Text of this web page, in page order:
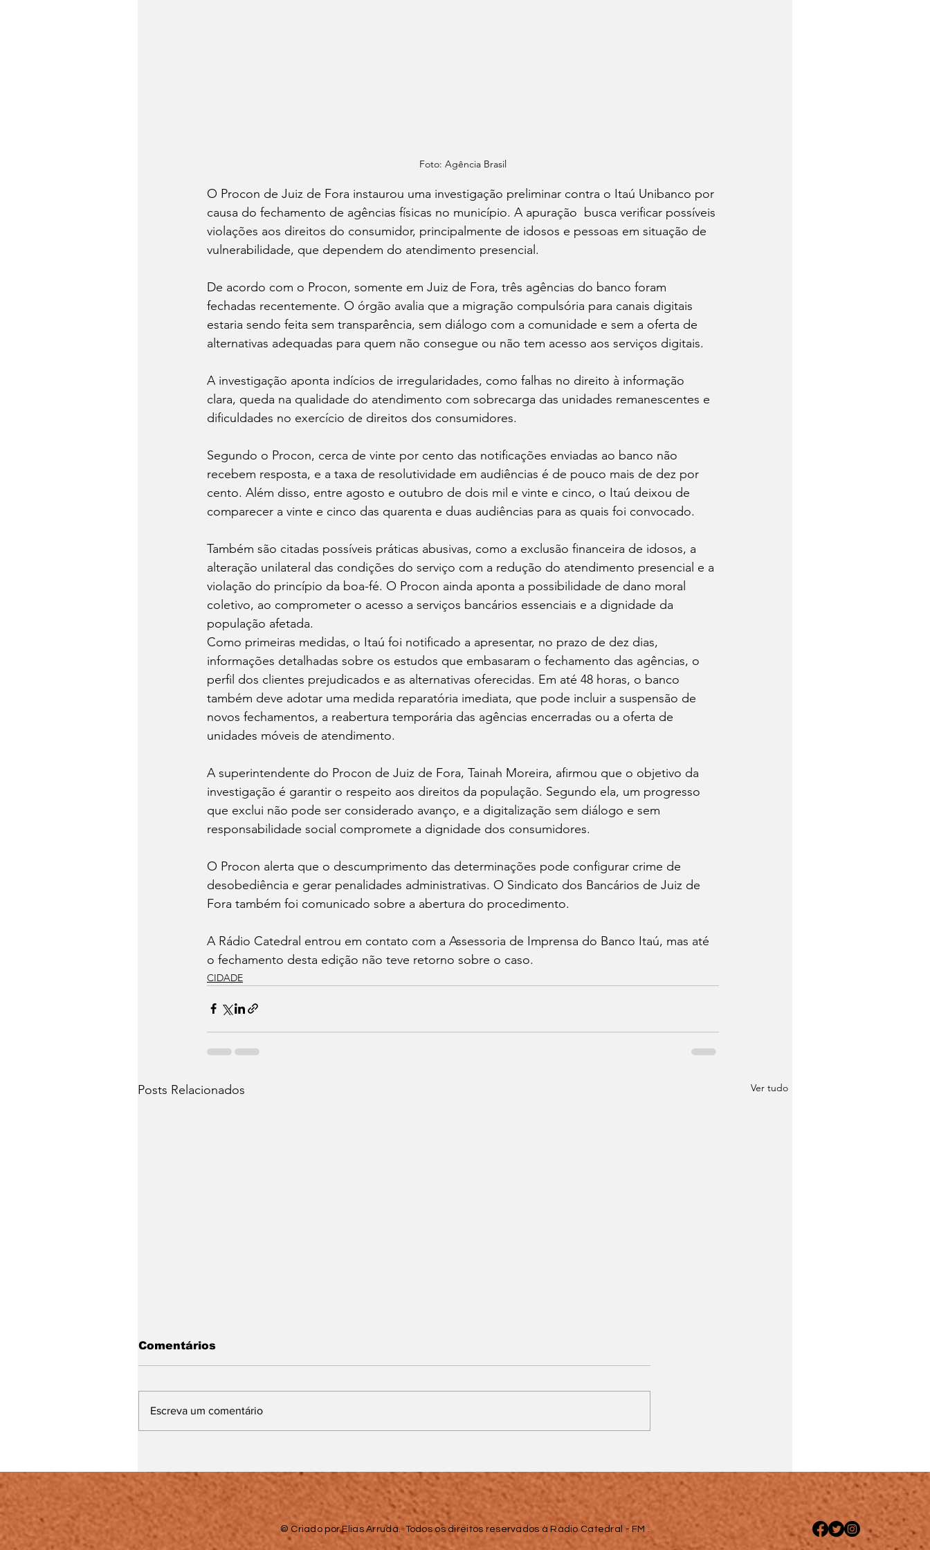
Foto: Agência Brasil
O Procon de Juiz de Fora instaurou uma investigação preliminar contra o Itaú Unibanco por
causa do fechamento de agências físicas no município. A apuração  busca verificar possíveis
violações aos direitos do consumidor, principalmente de idosos e pessoas em situação de
vulnerabilidade, que dependem do atendimento presencial.
De acordo com o Procon, somente em Juiz de Fora, três agências do banco foram
fechadas recentemente. O órgão avalia que a migração compulsória para canais digitais
estaria sendo feita sem transparência, sem diálogo com a comunidade e sem a oferta de
alternativas adequadas para quem não consegue ou não tem acesso aos serviços digitais.
A investigação aponta indícios de irregularidades, como falhas no direito à informação
clara, queda na qualidade do atendimento com sobrecarga das unidades remanescentes e
dificuldades no exercício de direitos dos consumidores.
Segundo o Procon, cerca de vinte por cento das notificações enviadas ao banco não
recebem resposta, e a taxa de resolutividade em audiências é de pouco mais de dez por
cento. Além disso, entre agosto e outubro de dois mil e vinte e cinco, o Itaú deixou de
comparecer a vinte e cinco das quarenta e duas audiências para as quais foi convocado.
Também são citadas possíveis práticas abusivas, como a exclusão financeira de idosos, a
alteração unilateral das condições do serviço com a redução do atendimento presencial e a
violação do princípio da boa-fé. O Procon ainda aponta a possibilidade de dano moral
coletivo, ao comprometer o acesso a serviços bancários essenciais e a dignidade da
população afetada.
Como primeiras medidas, o Itaú foi notificado a apresentar, no prazo de dez dias,
informações detalhadas sobre os estudos que embasaram o fechamento das agências, o
perfil dos clientes prejudicados e as alternativas oferecidas. Em até 48 horas, o banco
também deve adotar uma medida reparatória imediata, que pode incluir a suspensão de
novos fechamentos, a reabertura temporária das agências encerradas ou a oferta de
unidades móveis de atendimento.
A superintendente do Procon de Juiz de Fora, Tainah Moreira, afirmou que o objetivo da
investigação é garantir o respeito aos direitos da população. Segundo ela, um progresso
que exclui não pode ser considerado avanço, e a digitalização sem diálogo e sem
responsabilidade social compromete a dignidade dos consumidores.
O Procon alerta que o descumprimento das determinações pode configurar crime de
desobediência e gerar penalidades administrativas. O Sindicato dos Bancários de Juiz de
Fora também foi comunicado sobre a abertura do procedimento.
A Rádio Catedral entrou em contato com a Assessoria de Imprensa do Banco Itaú, mas até
o fechamento desta edição não teve retorno sobre o caso.
CIDADE
Posts Relacionados Ver tudo
transforma vidas
da Saudade transforma
saudade em
homenagem aos pais
Comentários
Escreva um comentário
© Criado por Elias Arruda. Todos os direitos reservados à Rádio Catedral - FM .